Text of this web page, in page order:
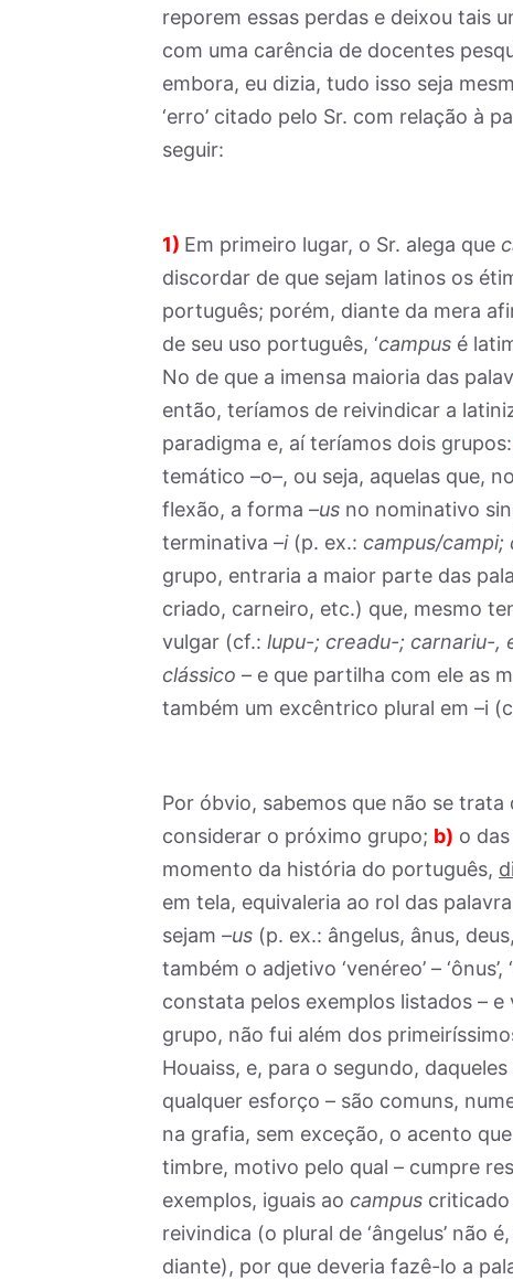
reporem essas perdas e deixou tais
com uma carência de docentes
embora, eu dizia, tudo isso seja
‘erro’ citado pelo Sr. com relação à
seguir:
1) Em primeiro lugar, o Sr. alega que
discordar de que sejam latinos os
português; porém, diante da mera
de seu uso português, ‘campus é
No de que a imensa maioria das
então, teríamos de reivindicar a
paradigma e, aí teríamos dois grupos:
temático –o–, ou seja, aquelas que,
flexão, a forma –us no nominativo
terminativa –i (p. ex.: campus/campi;
grupo, entraria a maior parte das
criado, carneiro, etc.) que, mesmo
vulgar (cf.: lupu-; creadu-; carnariu-,
clássico – e que partilha com ele as
também um excêntrico plural em –i
Por óbvio, sabemos que não se
considerar o próximo grupo; b) o
momento da história do português,
em tela, equivaleria ao rol das
sejam –us (p. ex.: ângelus, ânus,
também o adjetivo ‘venéreo’ –
constata pelos exemplos listados – e
grupo, não fui além dos
Houaiss, e, para o segundo,
qualquer esforço – são comuns,
na grafia, sem exceção, o acento
timbre, motivo pelo qual – cumpre
exemplos, iguais ao campus criticado
reivindica (o plural de ‘ângelus’ não é,
diante), por que deveria fazê-lo a